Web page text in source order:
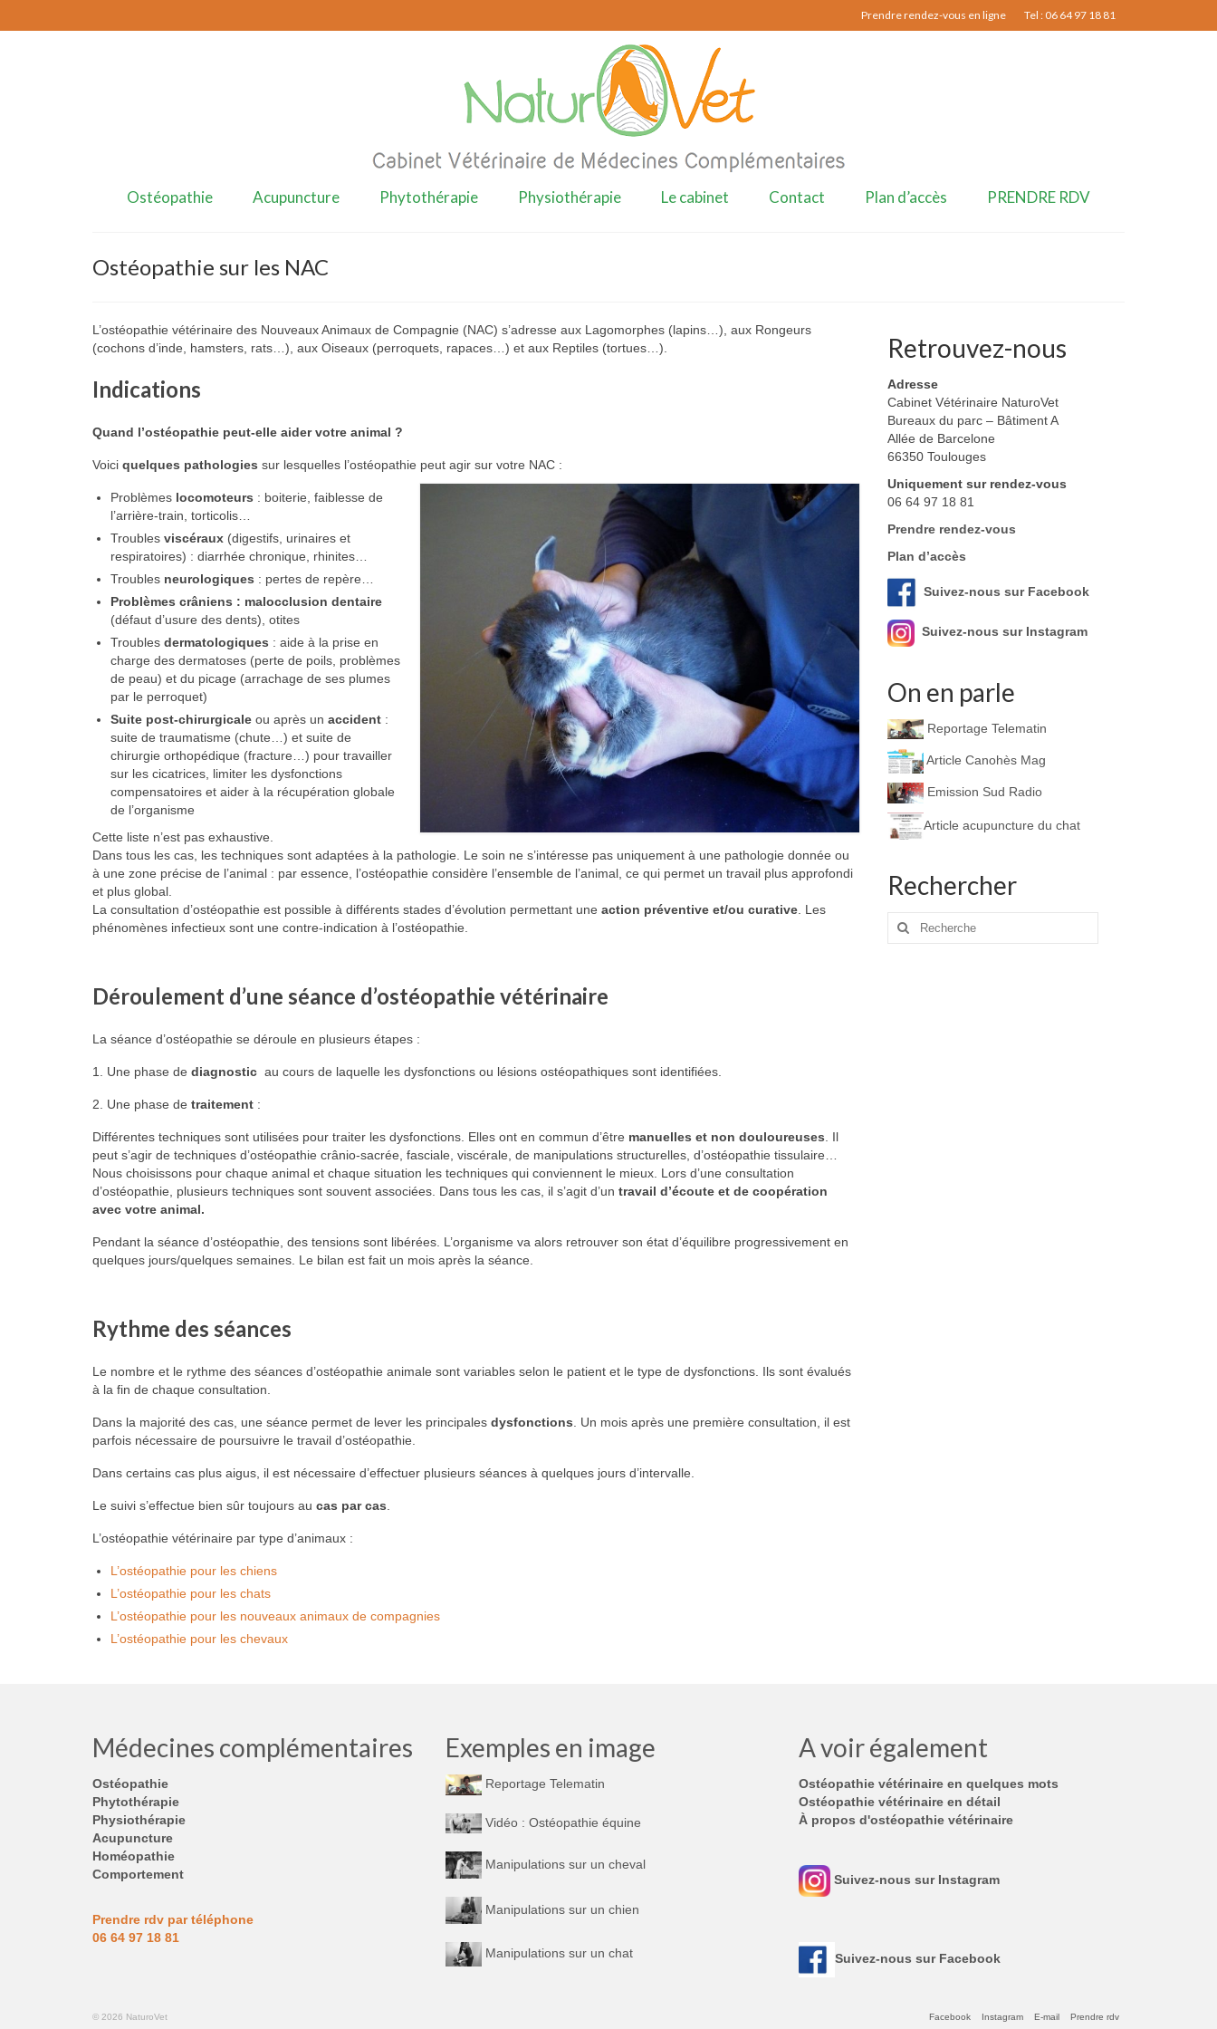
Prendre rendez-vous en ligne Tel : 06 64 97 18 81
Ostéopathie Acupuncture Phytothérapie Physiothérapie Le cabinet Contact Plan d’accès PRENDRE RDV
Ostéopathie sur les NAC
L’ostéopathie vétérinaire des Nouveaux Animaux de Compagnie (NAC) s’adresse aux Lagomorphes (lapins…), aux Rongeurs
(cochons d’inde, hamsters, rats…), aux Oiseaux (perroquets, rapaces…) et aux Reptiles (tortues…).
Indications
Quand l’ostéopathie peut-elle aider votre animal ?
Voici quelques pathologies sur lesquelles l’ostéopathie peut agir sur votre NAC :
Problèmes locomoteurs : boiterie, faiblesse de
l’arrière-train, torticolis…
Troubles viscéraux (digestifs, urinaires et
respiratoires) : diarrhée chronique, rhinites…
Troubles neurologiques : pertes de repère…
Problèmes crâniens : malocclusion dentaire
(défaut d’usure des dents), otites
Troubles dermatologiques : aide à la prise en
charge des dermatoses (perte de poils, problèmes
de peau) et du picage (arrachage de ses plumes
par le perroquet)
Suite post-chirurgicale ou après un accident :
suite de traumatisme (chute…) et suite de
chirurgie orthopédique (fracture…) pour travailler
sur les cicatrices, limiter les dysfonctions
compensatoires et aider à la récupération globale
de l’organisme
Cette liste n’est pas exhaustive.
Dans tous les cas, les techniques sont adaptées à la pathologie. Le soin ne s’intéresse pas uniquement à une pathologie donnée ou
à une zone précise de l’animal : par essence, l’ostéopathie considère l’ensemble de l’animal, ce qui permet un travail plus approfondi
et plus global.
La consultation d’ostéopathie est possible à différents stades d’évolution permettant une action préventive et/ou curative . Les
phénomènes infectieux sont une contre-indication à l’ostéopathie.
Déroulement d’une séance d’ostéopathie vétérinaire
La séance d’ostéopathie se déroule en plusieurs étapes :
1. Une phase de diagnostic au cours de laquelle les dysfonctions ou lésions ostéopathiques sont identifiées.
2. Une phase de traitement :
Différentes techniques sont utilisées pour traiter les dysfonctions. Elles ont en commun d’être manuelles et non douloureuses . Il
peut s’agir de techniques d’ostéopathie crânio-sacrée, fasciale, viscérale, de manipulations structurelles, d’ostéopathie tissulaire…
Nous choisissons pour chaque animal et chaque situation les techniques qui conviennent le mieux. Lors d’une consultation
d’ostéopathie, plusieurs techniques sont souvent associées. Dans tous les cas, il s’agit d’un travail d’écoute et de coopération
avec votre animal.
Pendant la séance d’ostéopathie, des tensions sont libérées. L’organisme va alors retrouver son état d’équilibre progressivement en
quelques jours/quelques semaines. Le bilan est fait un mois après la séance.
Rythme des séances
Le nombre et le rythme des séances d’ostéopathie animale sont variables selon le patient et le type de dysfonctions. Ils sont évalués
à la fin de chaque consultation.
Dans la majorité des cas, une séance permet de lever les principales dysfonctions . Un mois après une première consultation, il est
parfois nécessaire de poursuivre le travail d’ostéopathie.
Dans certains cas plus aigus, il est nécessaire d’effectuer plusieurs séances à quelques jours d’intervalle.
Le suivi s’effectue bien sûr toujours au cas par cas
L’ostéopathie vétérinaire par type d’animaux :
L’ostéopathie pour les chiens
L’ostéopathie pour les chats
L’ostéopathie pour les nouveaux animaux de compagnies
L’ostéopathie pour les chevaux
Retrouvez-nous
Adresse
Cabinet Vétérinaire NaturoVet
Bureaux du parc – Bâtiment A
Allée de Barcelone
66350 Toulouges
Uniquement sur rendez-vous
06 64 97 18 81
Prendre rendez-vous
Plan d’accès
Suivez-nous sur Facebook
Suivez-nous sur Instagram
On en parle
Reportage Telematin
Article Canohès Mag
Emission Sud Radio
Article acupuncture du chat
Rechercher
Rechercher
Médecines complémentaires
Ostéopathie
Phytothérapie
Physiothérapie
Acupuncture
Homéopathie
Comportement
Prendre rdv par téléphone
06 64 97 18 81
Exemples en image
Reportage Telematin
Vidéo : Ostéopathie équine
Manipulations sur un cheval
Manipulations sur un chien
Manipulations sur un chat
A voir également
Ostéopathie vétérinaire en quelques mots
Ostéopathie vétérinaire en détail
À propos d'ostéopathie vétérinaire
Suivez-nous sur Instagram
Suivez-nous sur Facebook
Facebook Instagram E-mail Prendre rdv
© 2026 NaturoVet